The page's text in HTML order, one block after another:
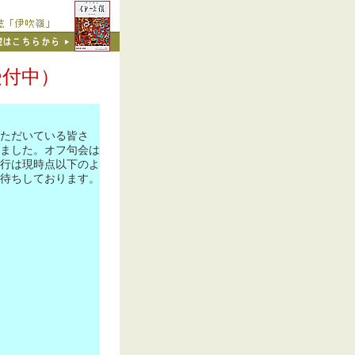
中）
だいている皆さ
した。オフ句会は
は現時点以下のよ
ちしております。